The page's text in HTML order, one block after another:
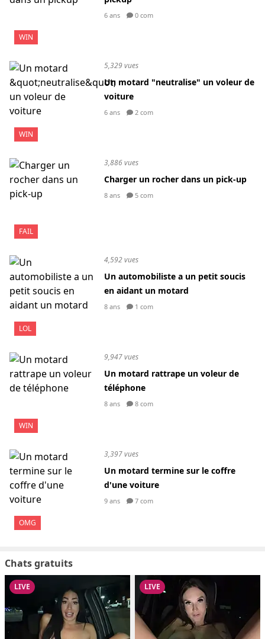
WIN
6 ans 0 com
WIN
5,329 vues
Un motard "neutralise" un voleur de
voiture
6 ans 2 com
FAIL
3,886 vues
Charger un rocher dans un pick-up
8 ans 5 com
LOL
4,592 vues
Un automobiliste a un petit soucis
en aidant un motard
8 ans 1 com
WIN
9,947 vues
Un motard rattrape un voleur de
téléphone
8 ans 8 com
OMG
3,397 vues
Un motard termine sur le coffre
d'une voiture
9 ans 7 com
Chats gratuits